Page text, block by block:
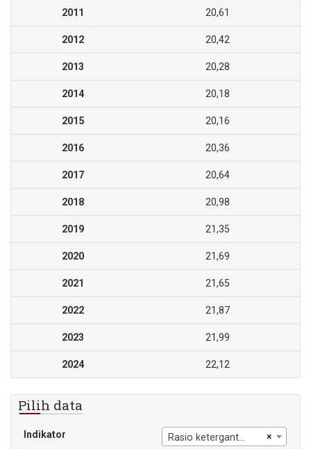
2011 20,61
2012 20,42
2013 20,28
2014 20,18
2015 20,16
2016 20,36
2017 20,64
2018 20,98
2019 21,35
2020 21,69
2021 21,65
2022 21,87
2023 21,99
2024 22,12
Pilih data
Indikator ×
Rasio ketergantungan usia, muda